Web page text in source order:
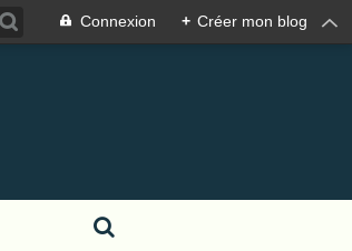
Connexion + Créer mon blog